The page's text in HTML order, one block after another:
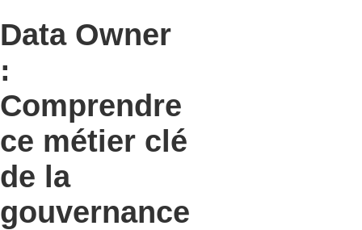
Data Owner
:
Comprendre
ce métier clé
de la
gouvernance